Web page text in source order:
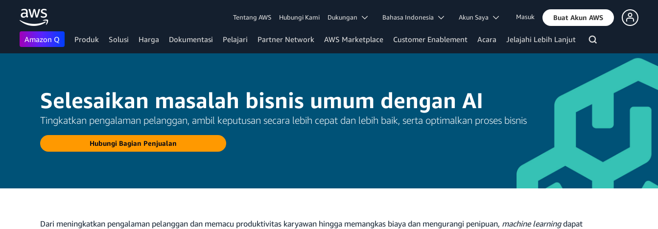
Tentang AWS Hubungi Kami Dukungan Bahasa Indonesia Akun Saya Masuk Buat Akun AWS
Amazon Q Produk Solusi Harga Dokumentasi Pelajari Partner Network AWS Marketplace Customer Enablement Acara Jelajahi Lebih Lanjut
Selesaikan masalah bisnis umum dengan AI
Tingkatkan pengalaman pelanggan, ambil keputusan secara lebih cepat dan lebih baik, serta optimalkan proses bisnis
Hubungi Bagian Penjualan
Dari meningkatkan pengalaman pelanggan dan memacu produktivitas karyawan hingga memangkas biaya dan mengurangi penipuan, machine learningdapat